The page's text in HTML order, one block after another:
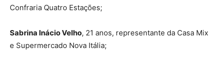
Confraria Quatro Estações;
Sabrina Inácio Velho, 21 anos, representante da Casa Mix
e Supermercado Nova Itália;